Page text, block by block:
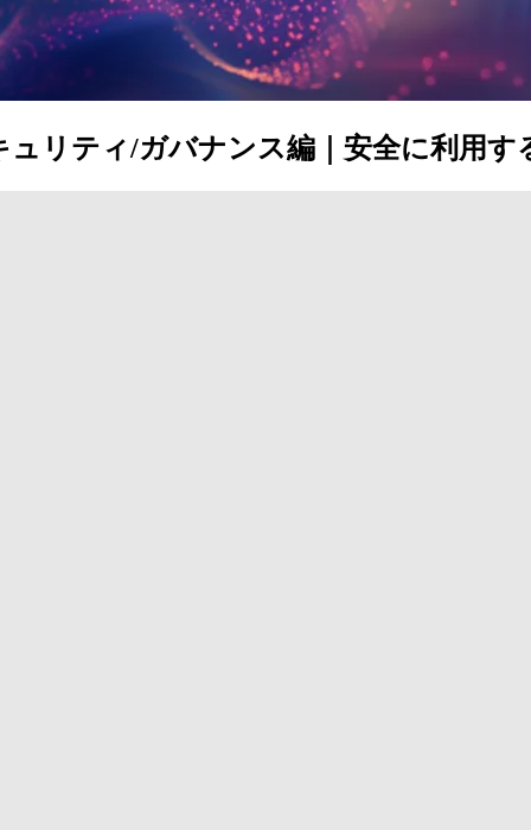
ュリティ/ガバナンス編｜安全に利用